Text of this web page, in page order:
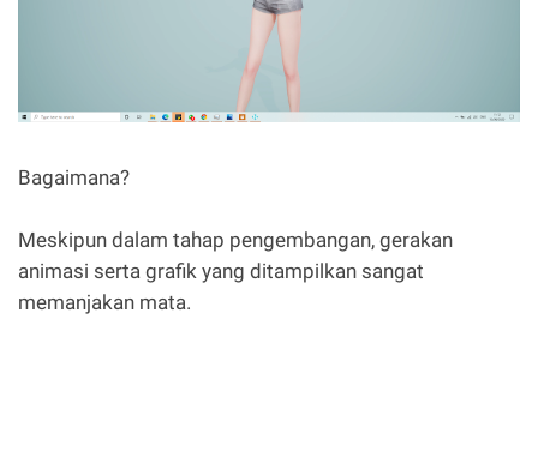
Bagaimana?
Meskipun dalam tahap pengembangan, gerakan
animasi serta grafik yang ditampilkan sangat
memanjakan mata.